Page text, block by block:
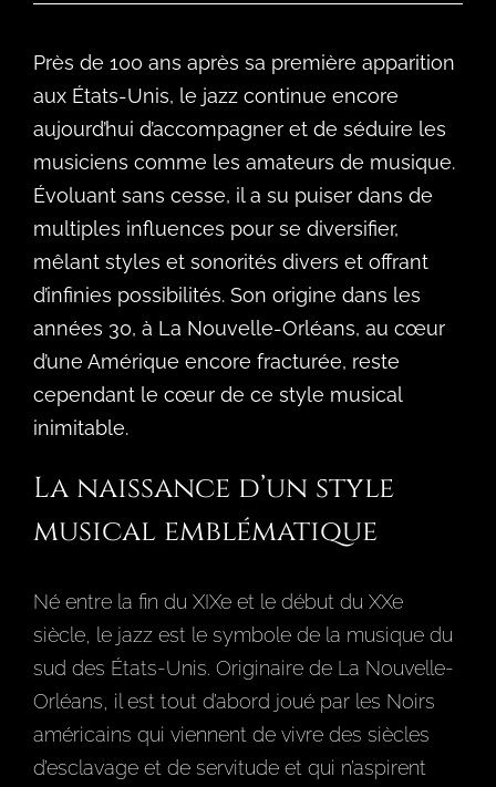
Près de 100 ans après sa première apparition
aux États-Unis, le jazz continue encore
aujourd’hui d’accompagner et de séduire les
musiciens comme les amateurs de musique.
Évoluant sans cesse, il a su puiser dans de
multiples influences pour se diversifier,
mêlant styles et sonorités divers et offrant
d’infinies possibilités. Son origine dans les
années 30, à La Nouvelle-Orléans, au cœur
d’une Amérique encore fracturée, reste
cependant le cœur de ce style musical
inimitable.
La naissance d’un style
musical emblématique
Né entre la fin du XIXe et le début du XXe
siècle, le jazz est le symbole de la musique du
sud des États-Unis. Originaire de La Nouvelle-
Orléans, il est tout d’abord joué par les Noirs
américains qui viennent de vivre des siècles
d’esclavage et de servitude et qui n’aspirent